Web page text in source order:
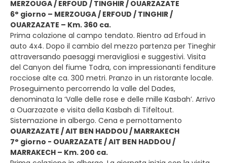
MERZOUGA / ERFOUD / TINGHIR / OUARZAZATE
6° giorno – MERZOUGA / ERFOUD / TINGHIR /
OUARZAZATE – Km. 360 ca.
Prima colazione al campo tendato. Rientro ad Erfoud in
auto 4x4. Dopo il cambio del mezzo partenza per Tineghir
attraversando paesaggi meravigliosi e suggestivi. Visita
del Canyon del fiume Todra, con impressionanti fenditure
rocciose alte ca. 300 metri. Pranzo in un ristorante locale.
Proseguimento percorrendo la valle del Dades,
denominata la ‘Valle delle rose e delle mille Kasbah’. Arrivo
a Ouarzazate e visita della Kasbah di Tifeltout.
Sistemazione in albergo. Cena e pernottamento
OUARZAZATE / AIT BEN HADDOU / MARRAKECH
7° giorno - OUARZAZATE / AIT BEN HADDOU /
MARRAKECH – Km. 200 ca.